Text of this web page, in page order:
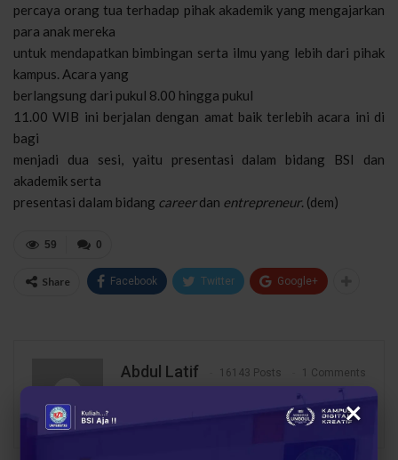
percaya orang tua terhadap pihak akademik yang mengajarkan
para anak mereka
untuk mendapatkan bimbingan serta ilmu yang lebih dari pihak
kampus. Acara yang
berlangsung dari pukul 8.00 hingga pukul
11.00 WIB ini berjalan dengan amat baik terlebih acara ini di
bagi
menjadi dua sesi, yaitu presentasi dalam bidang BSI dan
akademik serta
presentasi dalam bidang careerdan entrepreneur. (dem)
0
59
Share Facebook Twitter Google+
Abdul Latif 16143 Posts 1 Comments
×